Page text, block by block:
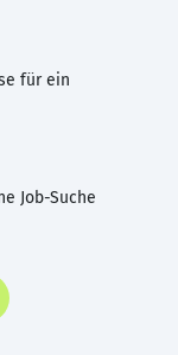
für ein
Job-Suche